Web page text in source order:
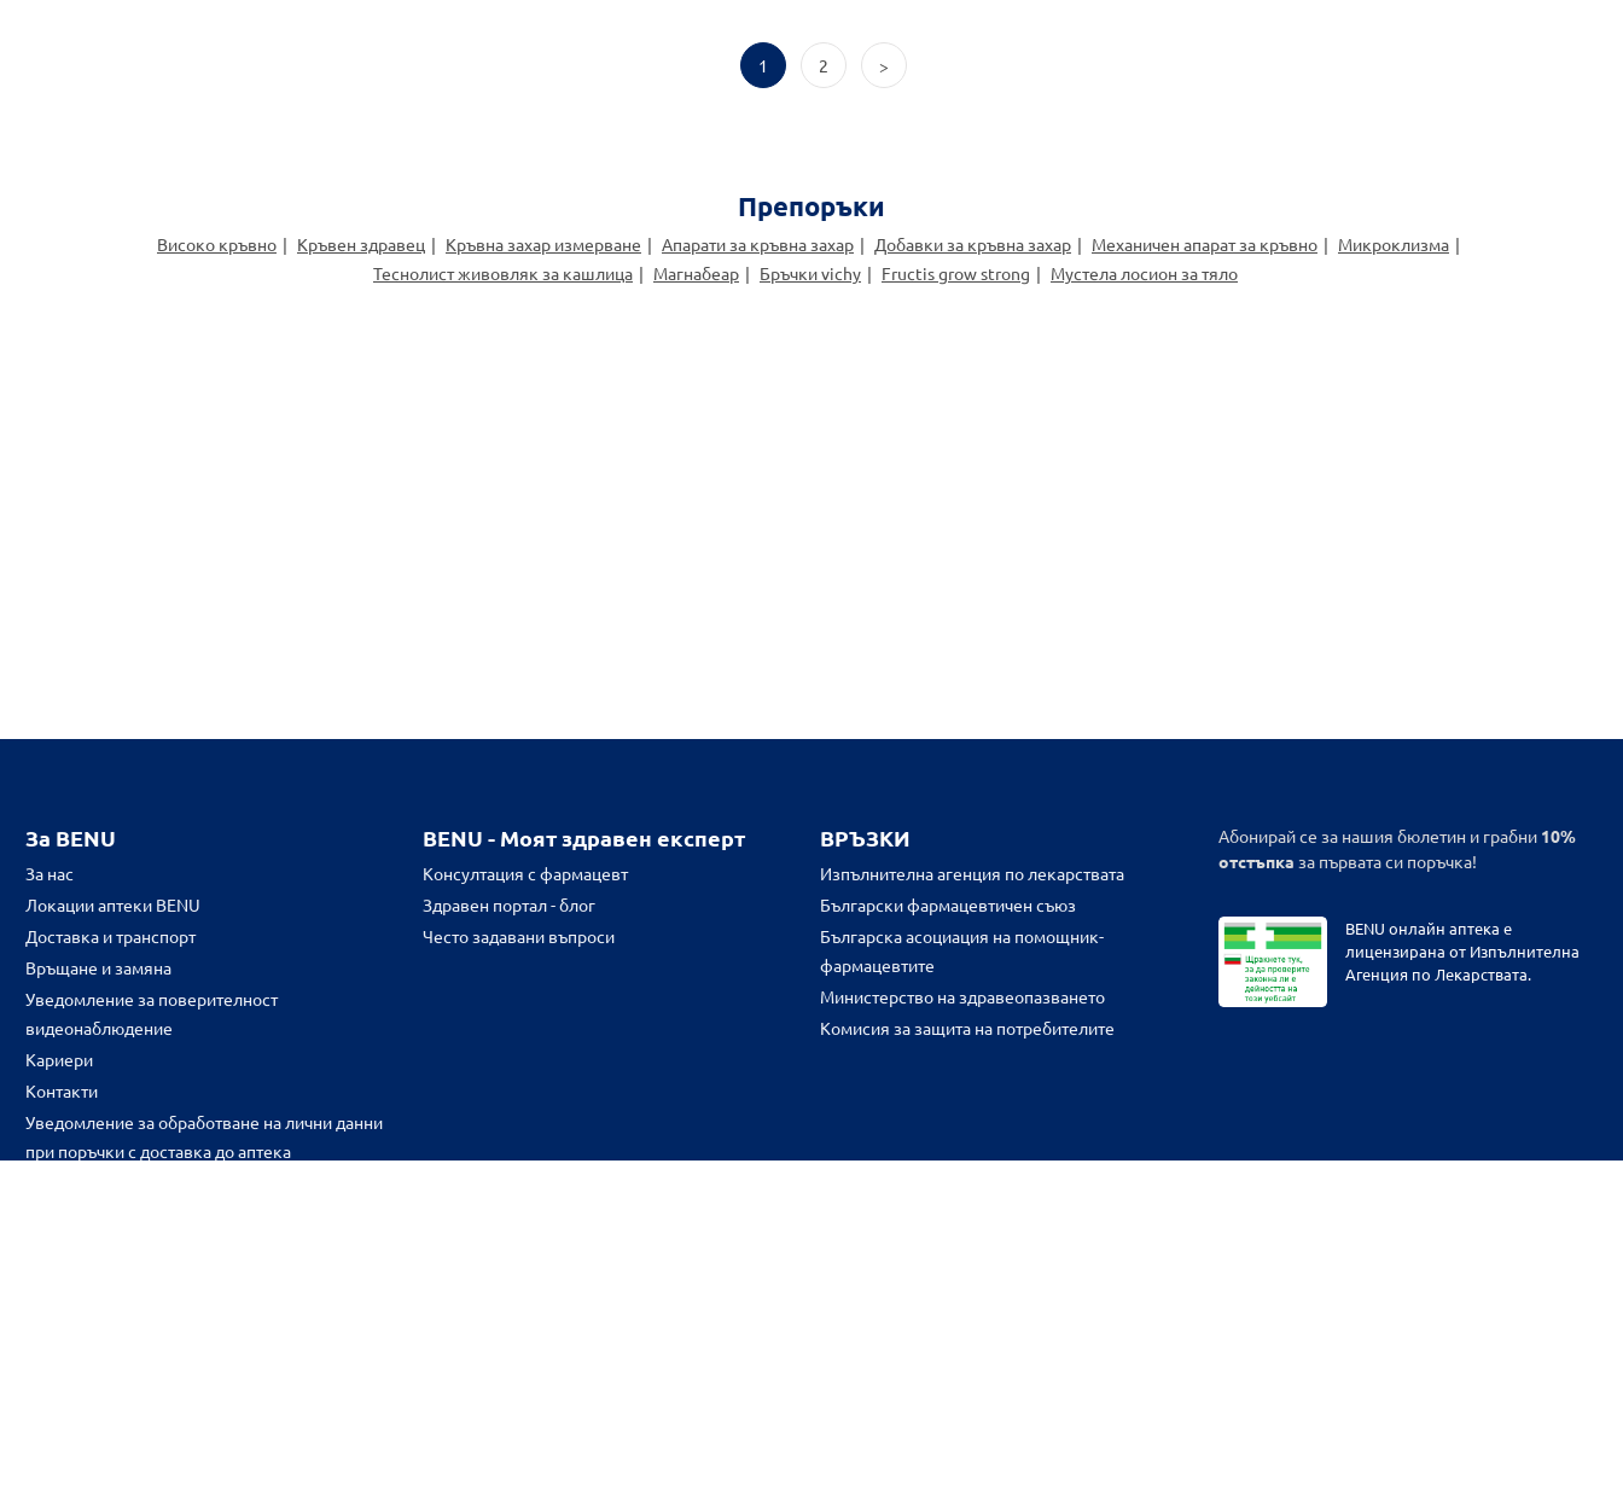
1 2 >
Препоръки
Високо кръвно Кръвен здравец Кръвна захар измерване Апарати за кръвна захар Добавки за кръвна захар Механичен апарат за кръвно
Микроклизма
Теснолист живовляк за кашлица
Магнабеар Бръчки vichy Fructis grow strong Мустела лосион за тяло
За BENU
За нас
Локации аптеки BENU
Доставка и транспорт
Връщане и замяна
Уведомление за поверителност
видеонаблюдение
Кариери
Контакти
Уведомление за обработване на лични данни
при поръчки с доставка до аптека
BENU - Моят здравен експерт
Консултация с фармацевт
Здравен портал - блог
Често задавани въпроси
ВРЪЗКИ
Изпълнителна агенция по лекарствата
Български фармацевтичен съюз
Българска асоциация на помощник-
фармацевтите
Министерство на здравеопазването
Комисия за защита на потребителите
Абонирай се за нашия бюлетин и грабни 10%
отстъпка за първата си поръчка!
BENU онлайн аптека е
лицензирана от Изпълнителна
Агенция по Лекарствата.